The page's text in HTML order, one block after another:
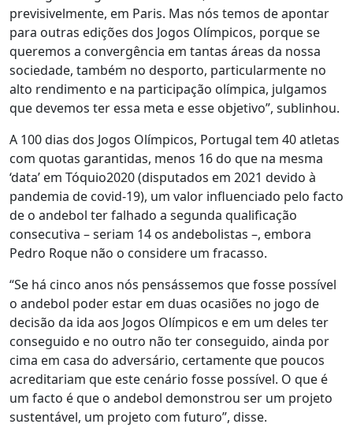
previsivelmente, em Paris. Mas nós temos de apontar
para outras edições dos Jogos Olímpicos, porque se
queremos a convergência em tantas áreas da nossa
sociedade, também no desporto, particularmente no
alto rendimento e na participação olímpica, julgamos
que devemos ter essa meta e esse objetivo”, sublinhou.
A 100 dias dos Jogos Olímpicos, Portugal tem 40 atletas
com quotas garantidas, menos 16 do que na mesma
‘data’ em Tóquio2020 (disputados em 2021 devido à
pandemia de covid-19), um valor influenciado pelo facto
de o andebol ter falhado a segunda qualificação
consecutiva – seriam 14 os andebolistas –, embora
Pedro Roque não o considere um fracasso.
“Se há cinco anos nós pensássemos que fosse possível
o andebol poder estar em duas ocasiões no jogo de
decisão da ida aos Jogos Olímpicos e em um deles ter
conseguido e no outro não ter conseguido, ainda por
cima em casa do adversário, certamente que poucos
acreditariam que este cenário fosse possível. O que é
um facto é que o andebol demonstrou ser um projeto
sustentável, um projeto com futuro”, disse.